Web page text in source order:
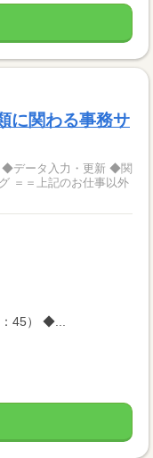
に関わる事務サ
外
45） ◆...